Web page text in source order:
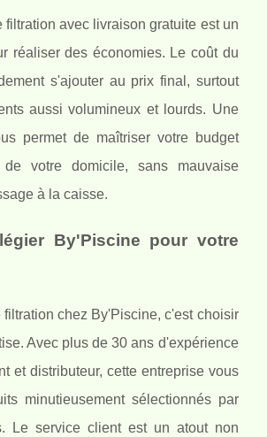
filtration avec livraison gratuite est un
réaliser des économies. Le coût du
s'ajouter au prix final, surtout
aussi volumineux et lourds. Une
permet de maîtriser votre budget
votre domicile, sans mauvaise
à la caisse.
By'Piscine pour votre
filtration chez By'Piscine, c'est choisir
Avec plus de 30 ans d'expérience
et distributeur, cette entreprise vous
minutieusement sélectionnés par
Le service client est un atout non